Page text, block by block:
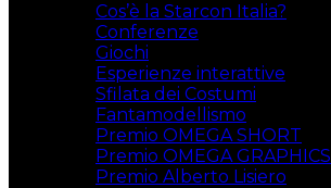
Cos’è la Starcon Italia?
Conferenze
Giochi
Esperienze interattive
Sfilata dei Costumi
Fantamodellismo
Premio OMEGA SHORT
Premio OMEGA GRAPHICS
Premio Alberto Lisiero